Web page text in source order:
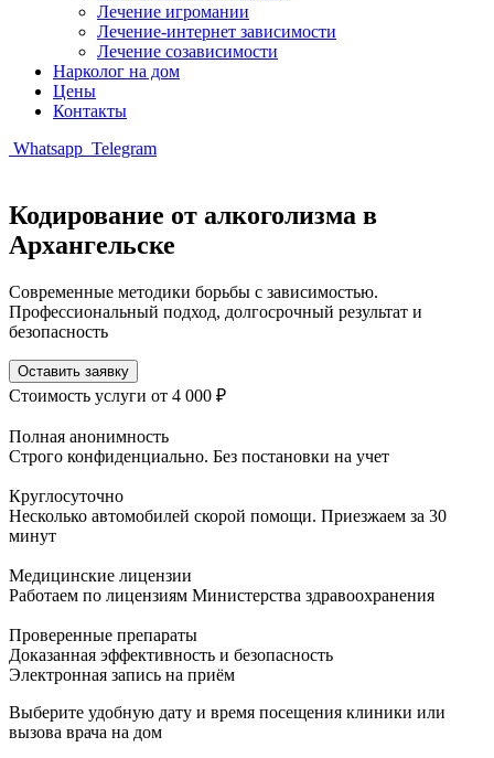
Лечение игромании
Лечение-интернет зависимости
Лечение созависимости
Нарколог на дом
Цены
Контакты
Whatsapp Telegram
Кодирование от алкоголизма в
Архангельске
Современные методики борьбы с зависимостью.
Профессиональный подход, долгосрочный результат и
безопасность
Оставить заявку
Стоимость услуги от 4 000 ₽
Полная анонимность
Строго конфиденциально. Без постановки на учет
Круглосуточно
Несколько автомобилей скорой помощи. Приезжаем за 30
минут
Медицинские лицензии
Работаем по лицензиям Министерства здравоохранения
Проверенные препараты
Доказанная эффективность и безопасность
Электронная запись на приём
Выберите удобную дату и время посещения клиники или
вызова врача на дом